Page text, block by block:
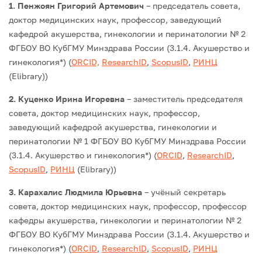
1. Пенжоян Григорий Артемович – председатель совета,
доктор медицинских наук, профессор, заведующий
кафедрой акушерства, гинекологии и перинатологии № 2
ФГБОУ ВО КубГМУ Минздрава России (3.1.4. Акушерство и
гинекология*) (ORCID, ResearchID, ScopusID, РИНЦ
(Elibrary))
2. Куценко Ирина Игоревна – заместитель председателя
совета, доктор медицинских наук, профессор,
заведующий кафедрой акушерства, гинекологии и
перинатологии № 1 ФГБОУ ВО КубГМУ Минздрава России
(3.1.4. Акушерство и гинекология*) (ORCID, ResearchID,
ScopusID, РИНЦ (Elibrary))
3. Карахалис Людмила Юрьевна – учёный секретарь
совета, доктор медицинских наук, профессор, профессор
кафедры акушерства, гинекологии и перинатологии № 2
ФГБОУ ВО КубГМУ Минздрава России (3.1.4. Акушерство и
гинекология*) (ORCID, ResearchID, ScopusID, РИНЦ